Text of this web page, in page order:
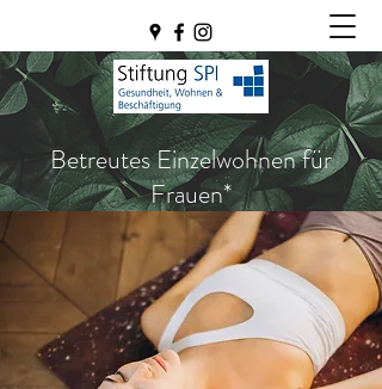
Betreutes Einzelwohnen für
Frauen*